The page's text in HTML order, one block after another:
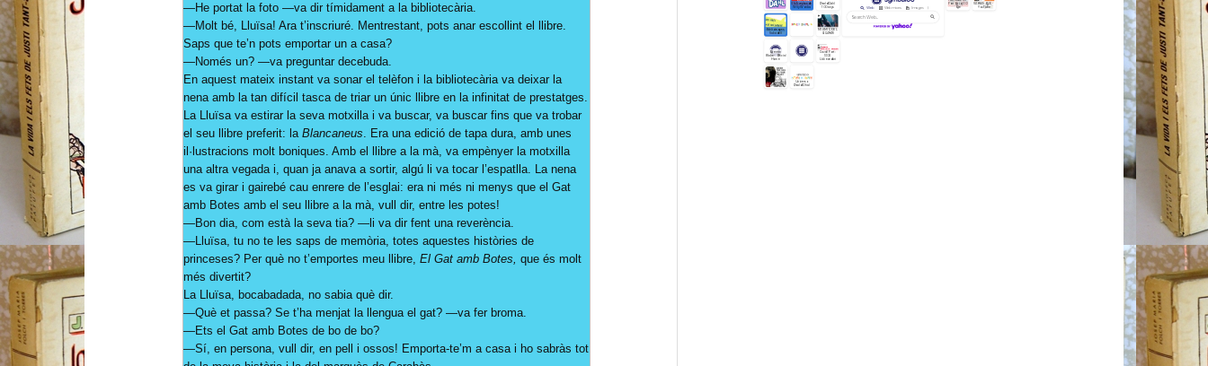
—He portat la foto —va dir tímidament a la bibliotecària.
—Molt bé, Lluïsa! Ara t’inscriuré. Mentrestant, pots anar escollint el llibre.
Saps que te’n pots emportar un a casa?
—Només un? —va preguntar decebuda.
En aquest mateix instant va sonar el telèfon i la bibliotecària va deixar la
nena amb la tan difícil tasca de triar un únic llibre en la infinitat de prestatges.
La Lluïsa va estirar la seva motxilla i va buscar, va buscar fins que va trobar
el seu llibre preferit: laBlancaneus. Era una edició de tapa dura, amb unes
il·lustracions molt boniques. Amb el llibre a la mà, va empènyer la motxilla
una altra vegada i, quan ja anava a sortir, algú li va tocar l’espatlla. La nena
es va girar i gairebé cau enrere de l’esglai: era ni més ni menys que el Gat
amb Botes amb el seu llibre a la mà, vull dir, entre les potes!
—Bon dia, com està la seva tia? —li va dir fent una reverència.
—Lluïsa, tu no te les saps de memòria, totes aquestes històries de
princeses? Per què no t’emportes meu llibre,El Gat amb Botes, que és molt
més divertit?
La Lluïsa, bocabadada, no sabia què dir.
—Què et passa? Se t’ha menjat la llengua el gat? —va fer broma.
—Ets el Gat amb Botes de bo de bo?
—Sí, en persona, vull dir, en pell i ossos! Emporta-te’m a casa i ho sabràs tot